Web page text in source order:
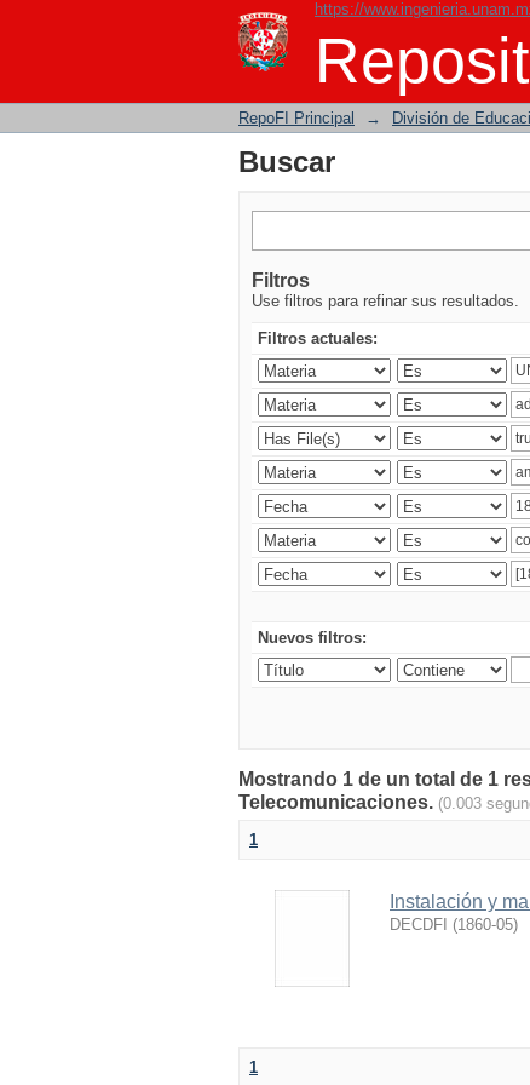
https://
Buscar
RepoFI Principal → División de
Buscar
Filtros
Use filtros para refinar sus resultados.
Filtros actuales:
Nuevos filtros:
Mostrando 1 de un total de 1
Telecomunicaciones. (0.003
1
Instalación y
DECDFI (1860-05)
1